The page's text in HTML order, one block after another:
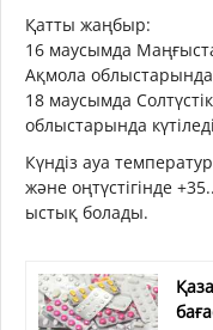
Қатты жаңбыр:
16 маусымда
Ақмола
18 маусымда
облыстарында
Күндіз ауа
және оңтүстігінде
ыстық болады.